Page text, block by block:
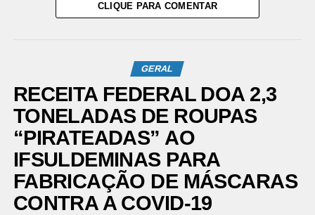
CLIQUE PARA COMENTAR
GERAL
RECEITA FEDERAL DOA 2,3
TONELADAS DE ROUPAS
“PIRATEADAS” AO
IFSULDEMINAS PARA
FABRICAÇÃO DE MÁSCARAS
CONTRA A COVID-19